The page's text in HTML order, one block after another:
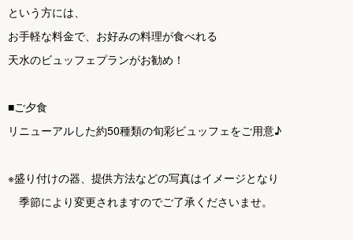
という方には、
お手軽な料金で、お好みの料理が食べれる
天水のビュッフェプランがお勧め！
■ご夕食
リニューアルした約50種類の旬彩ビュッフェをご用意♪
※盛り付けの器、提供方法などの写真はイメージとなり
季節により変更されますのでご了承くださいませ。